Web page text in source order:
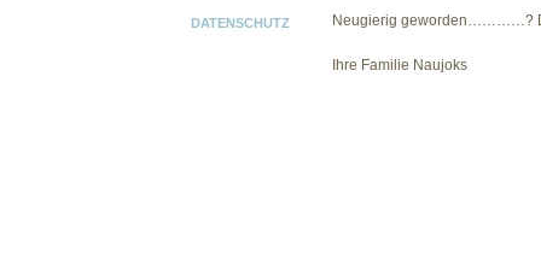
DATENSCHUTZ Neugierig geworden…………?
Ihre Familie Naujoks